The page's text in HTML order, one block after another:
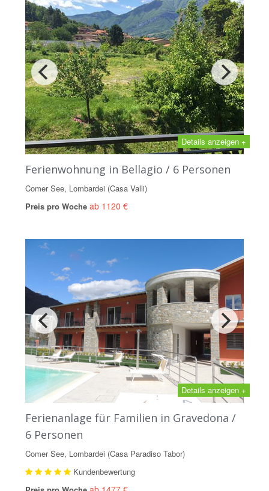
Details anzeigen +
Ferienwohnung in Bellagio / 6 Personen
Comer See, Lombardei (Casa Valli)
Preis pro Woche ab 1120 €
Details anzeigen +
Ferienanlage für Familien in Gravedona /
6 Personen
Comer See, Lombardei (Casa Paradiso Tabor)
Kundenbewertung